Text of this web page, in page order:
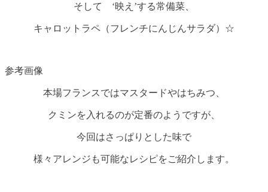
そして ‘映え’する常備菜、
キャロットラペ（フレンチにんじんサラダ）☆
参考画像
本場フランスではマスタードやはちみつ、
クミンを入れるのが定番のようですが、
今回はさっぱりとした味で
様々アレンジも可能なレシピをご紹介します。